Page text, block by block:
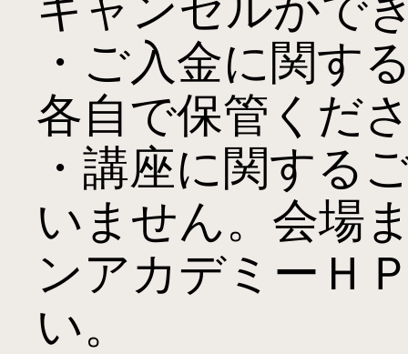
・ご入金に関す
各自で保管くだ
・講座に関する
いません。会場
ンアカデミーＨ
い。